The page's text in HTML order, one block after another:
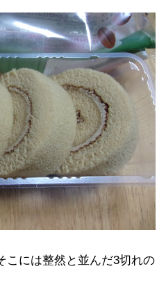
こには整然と並んだ3切れの